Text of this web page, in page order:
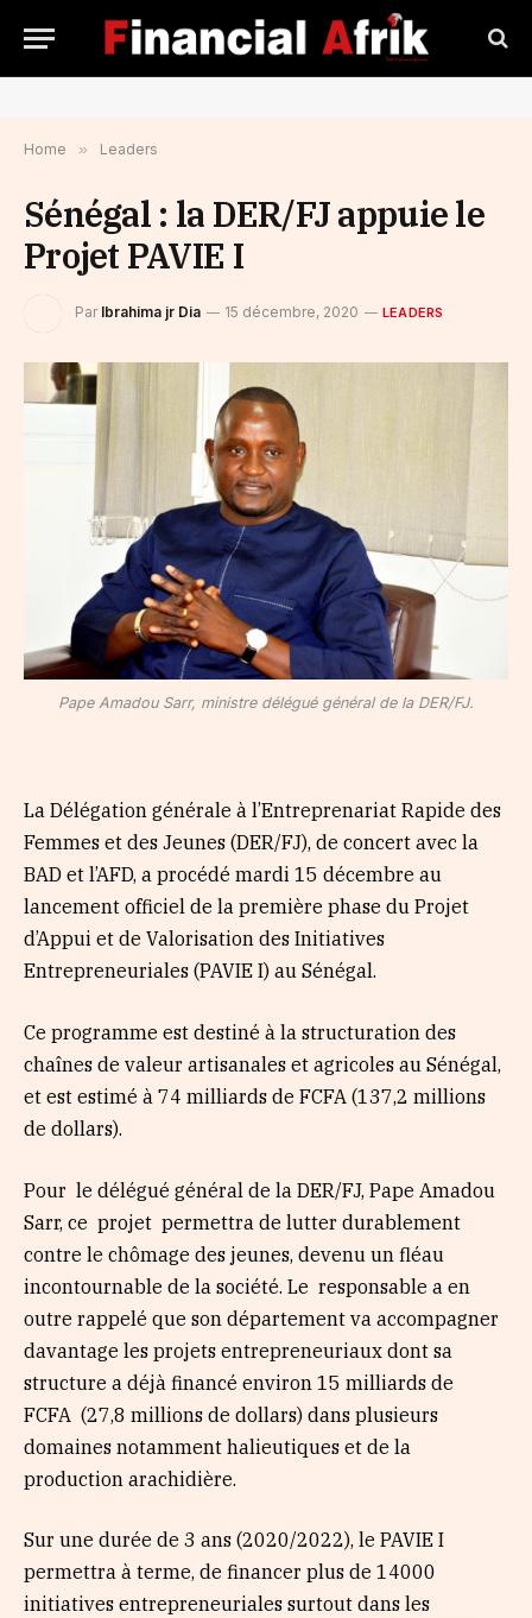
Home » Leaders
Sénégal : la DER/FJ appuie le
Projet PAVIE I
Par Ibrahima jr Dia 15 décembre, 2020 LEADERS
Pape Amadou Sarr, ministre délégué général de la DER/FJ.
La Délégation générale à l’Entreprenariat Rapide des
Femmes et des Jeunes (DER/FJ), de concert avec la
BAD et l’AFD, a procédé mardi 15 décembre au
lancement officiel de la première phase du Projet
d’Appui et de Valorisation des Initiatives
Entrepreneuriales (PAVIE I) au Sénégal.
Ce programme est destiné à la structuration des
chaînes de valeur artisanales et agricoles au Sénégal,
et est estimé à 74 milliards de FCFA (137,2 millions
de dollars).
Pour le délégué général de la DER/FJ, Pape Amadou
Sarr, ce projet permettra de lutter durablement
contre le chômage des jeunes, devenu un fléau
incontournable de la société. Le responsable a en
outre rappelé que son département va accompagner
davantage les projets entrepreneuriaux dont sa
structure a déjà financé environ 15 milliards de
FCFA (27,8 millions de dollars) dans plusieurs
domaines notamment halieutiques et de la
production arachidière.
Sur une durée de 3 ans (2020/2022), le PAVIE I
permettra à terme, de financer plus de 14000
initiatives entrepreneuriales surtout dans les